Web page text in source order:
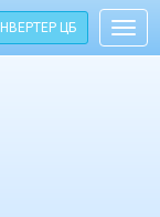
ЦБ